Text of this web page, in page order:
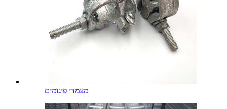
מצמדי פיגומים